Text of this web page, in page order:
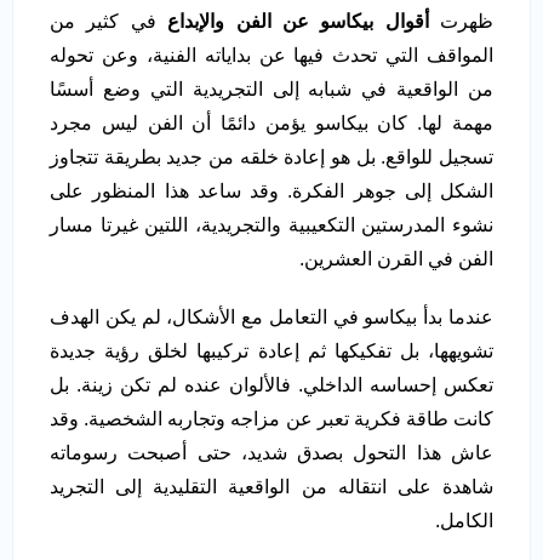
ظهرت أقوال بيكاسو عن الفن والإبداع في كثير من
المواقف التي تحدث فيها عن بداياته الفنية، وعن تحوله
من الواقعية في شبابه إلى التجريدية التي وضع أسسًا
مهمة لها. كان بيكاسو يؤمن دائمًا أن الفن ليس مجرد
تسجيل للواقع. بل هو إعادة خلقه من جديد بطريقة تتجاوز
الشكل إلى جوهر الفكرة. وقد ساعد هذا المنظور على
نشوء المدرستين التكعيبية والتجريدية، اللتين غيرتا مسار
الفن في القرن العشرين.
عندما بدأ بيكاسو في التعامل مع الأشكال، لم يكن الهدف
تشويهها، بل تفكيكها ثم إعادة تركيبها لخلق رؤية جديدة
تعكس إحساسه الداخلي. فالألوان عنده لم تكن زينة. بل
كانت طاقة فكرية تعبر عن مزاجه وتجاربه الشخصية. وقد
عاش هذا التحول بصدق شديد، حتى أصبحت رسوماته
شاهدة على انتقاله من الواقعية التقليدية إلى التجريد
الكامل.